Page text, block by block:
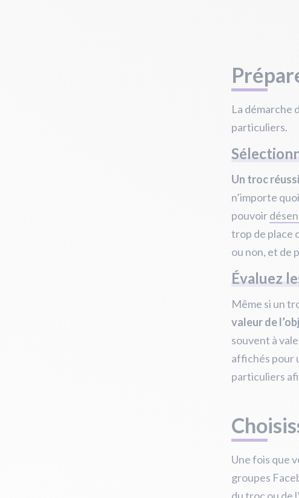
La démarche
particuliers.
Un troc
n’importe
pouvoir
trop de place
ou non, et de
Évaluez
Même si un
valeur de
souvent à
affichés pour
particuliers
Une fois que
groupes